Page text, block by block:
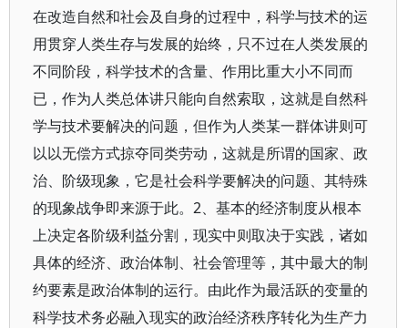
在改造自然和社会及自身的过程中，科学与技术的运
用贯穿人类生存与发展的始终，只不过在人类发展的
不同阶段，科学技术的含量、作用比重大小不同而
已，作为人类总体讲只能向自然索取，这就是自然科
学与技术要解决的问题，但作为人类某一群体讲则可
以以无偿方式掠夺同类劳动，这就是所谓的国家、政
治、阶级现象，它是社会科学要解决的问题、其特殊
的现象战争即来源于此。2、基本的经济制度从根本
上决定各阶级利益分割，现实中则取决于实践，诸如
具体的经济、政治体制、社会管理等，其中最大的制
约要素是政治体制的运行。由此作为最活跃的变量的
科学技术务必融入现实的政治经济秩序转化为生产力